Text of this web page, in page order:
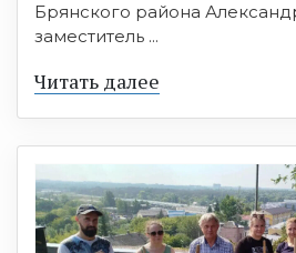
Брянского района
заместитель ...
Читать далее